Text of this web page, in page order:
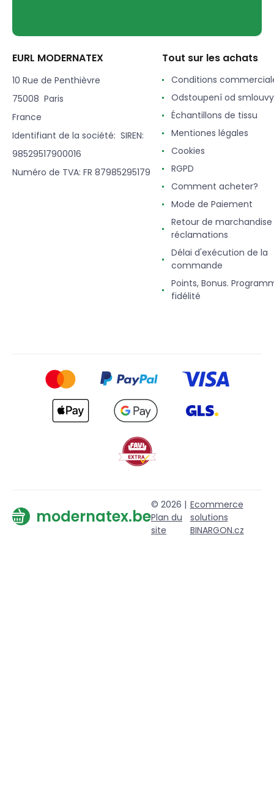
EURL MODERNATEX
10 Rue de Penthièvre
75008 Paris
France
Identifiant de la société: SIREN:
98529517900016
Numéro de TVA: FR 87985295179
Tout sur les achats
Conditions
Odstoupení od smlouvy
Échantillons de tissu
Mentiones légales
Cookies
RGPD
Comment acheter?
Mode de Paiement
Retour de
réclamations
Délai d'exécution de la
commande
Points, Bonus.
fidélité
modernatex.be
© 2026 |
Plan du
site
Ecommerce
solutions
BINARGON.cz